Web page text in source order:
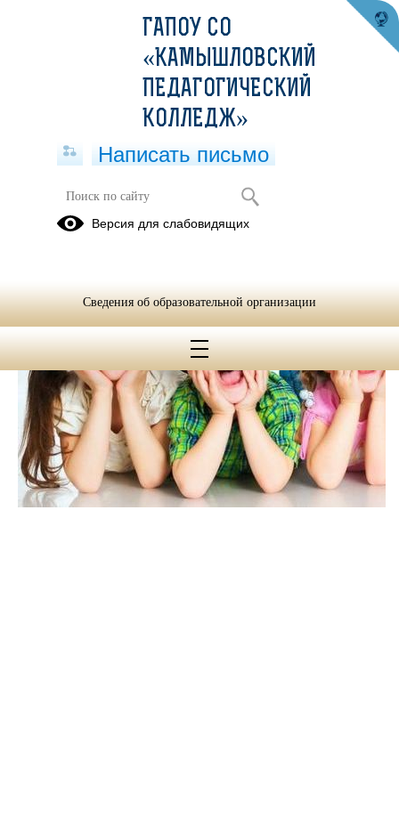
ГАПОУ СО
«КАМЫШЛОВСКИЙ
ПЕДАГОГИЧЕСКИЙ
КОЛЛЕДЖ»
Написать письмо
Версия для слабовидящих
Сведения об образовательной организации